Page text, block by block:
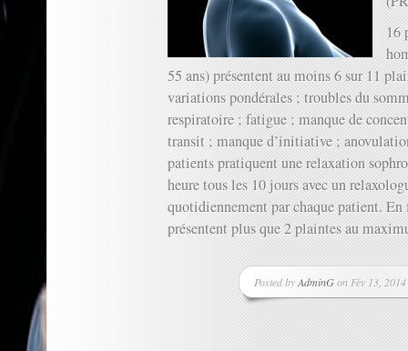
16
55 ans) présentent au moins 6 sur 11
variations pondérales ; troubles du
respiratoire ; fatigue ; manque de
transit ; manque d’initiative ;
patients pratiquent une relaxation
heure tous les 10 jours avec un
quotidiennement par chaque patient.
présentent plus que 2 plaintes au
Posted byAdminGon Fév 13,